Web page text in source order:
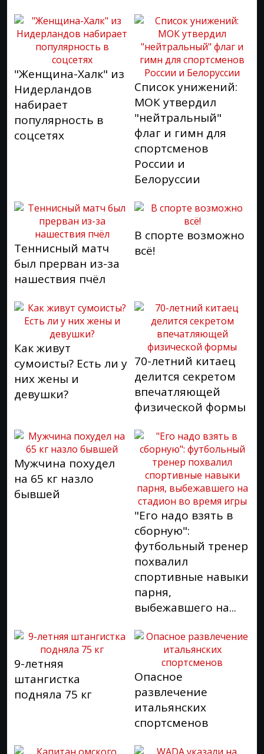
"Женщина-Халк" из
Нидерландов
набирает
популярность в
соцсетях
Список унижений:
МОК утвердил
"нейтральный"
флаг и гимн для
спортсменов
России и
Белоруссии
Теннисный матч
был прерван из-за
нашествия пчёл
В спорте возможно
всё!
Как живут
сумоисты? Есть ли у
них жены и
девушки?
70-летний китаец
делится секретом
впечатляющей
физической формы
Мужчина похудел
на 65 кг назло
бывшей
"Его надо взять в
сборную":
футбольный тренер
похвалил
спортивные навыки
парня,
выбежавшего на...
9-летняя
штангистка
подняла 75 кг
Опасное
развлечение
итальянских
спортсменов